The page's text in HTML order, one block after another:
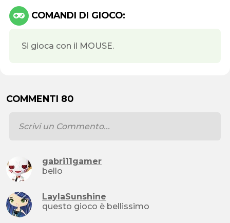
COMANDI DI GIOCO:
Si gioca con il MOUSE.
COMMENTI 80
gabri11gamer
bello
LaylaSunshine
questo gioco è bellissimo